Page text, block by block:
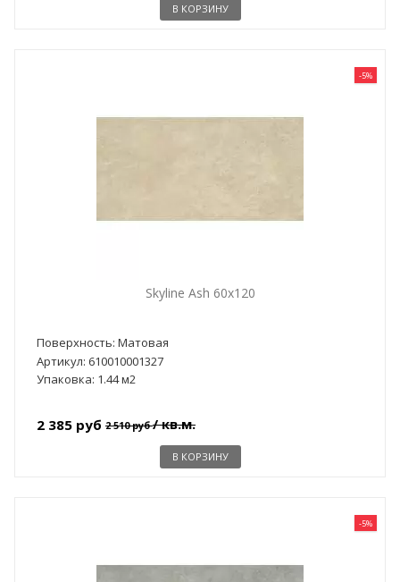
В КОРЗИНУ
-5%
Skyline Ash 60x120
Поверхность: Матовая
Артикул: 610010001327
Упаковка: 1.44 м2
2 385 руб 2 510 руб/ кв.м.
В КОРЗИНУ
-5%